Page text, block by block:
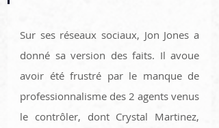
Sur ses réseaux sociaux, Jon Jones a
donné sa version des faits. Il avoue
avoir été frustré par le manque de
professionnalisme des 2 agents venus
le contrôler, dont Crystal Martinez,